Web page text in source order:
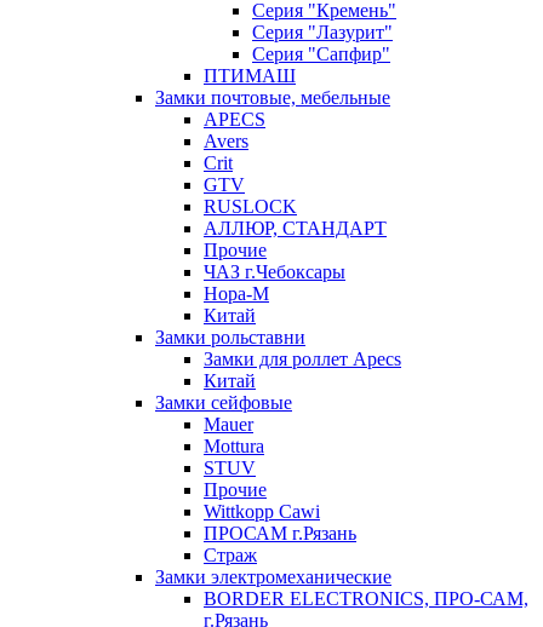
Серия "Кремень"
Серия "Лазурит"
Серия "Сапфир"
ПТИМАШ
Замки почтовые, мебельные
APECS
Avers
Crit
GTV
RUSLOCK
АЛЛЮР, СТАНДАРТ
Прочие
ЧАЗ г.Чебоксары
Нора-М
Китай
Замки рольставни
Замки для роллет Apecs
Китай
Замки сейфовые
Mauer
Mottura
STUV
Прочие
Wittkopp Cawi
ПРОСАМ г.Рязань
Страж
Замки электромеханические
BORDER ELECTRONICS, ПРО-САМ,
г.Рязань